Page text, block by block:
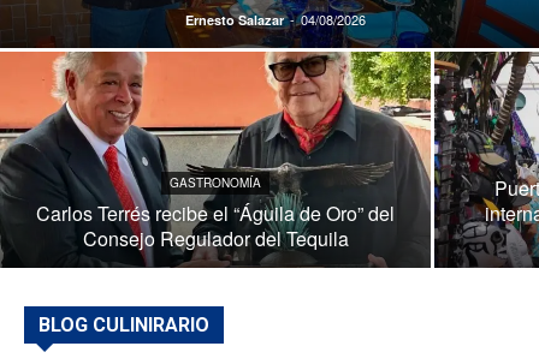
Ernesto Salazar - 04/08/2026
GASTRONOMÍA
Carlos Terrés recibe el “Águila de Oro” del
Consejo Regulador del Tequila
BLOG CULINIRARIO